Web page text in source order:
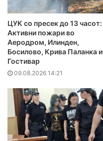
ЦУК со пресек до 13 часот:
Активни пожари во
Аеродром, Илинден,
Босилово, Крива Паланка и
Гостивар
09.08.2026 14:21